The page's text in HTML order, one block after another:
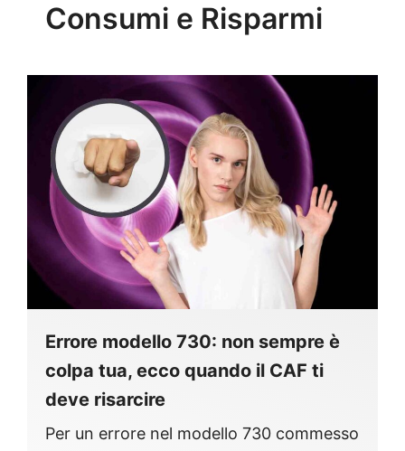
Consumi e Risparmi
Errore modello 730: non sempre è
colpa tua, ecco quando il CAF ti
deve risarcire
Per un errore nel modello 730 commesso